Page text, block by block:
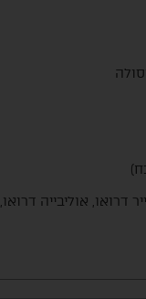
דרואו, אוליבייה דרואו,